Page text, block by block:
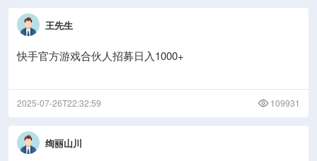
王先生
快手官方游戏合伙人招募日入1000+
2025-07-26T22:32:59 109931
绚丽山川